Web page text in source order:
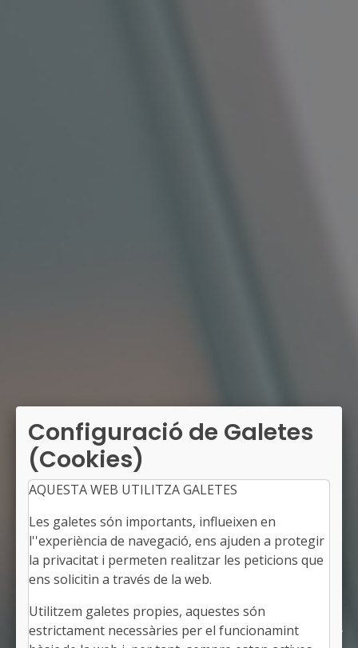
Transparència i protecció de
dades: un equilibri necessari
Curs orientat a conèixer el marc normatiu en
matèria de transparència, accés a la
informació pública, bon govern i protecció de
Configuració de Galetes
(Cookies)
AQUESTA WEB UTILITZA GALETES
Les galetes són importants, influeixen en
l''experiència de navegació, ens ajuden a protegir
la privacitat i permeten realitzar les peticions que
ens solicitin a través de la web.
Utilitzem galetes propies, aquestes són
estrictament necessàries per el funcionamint